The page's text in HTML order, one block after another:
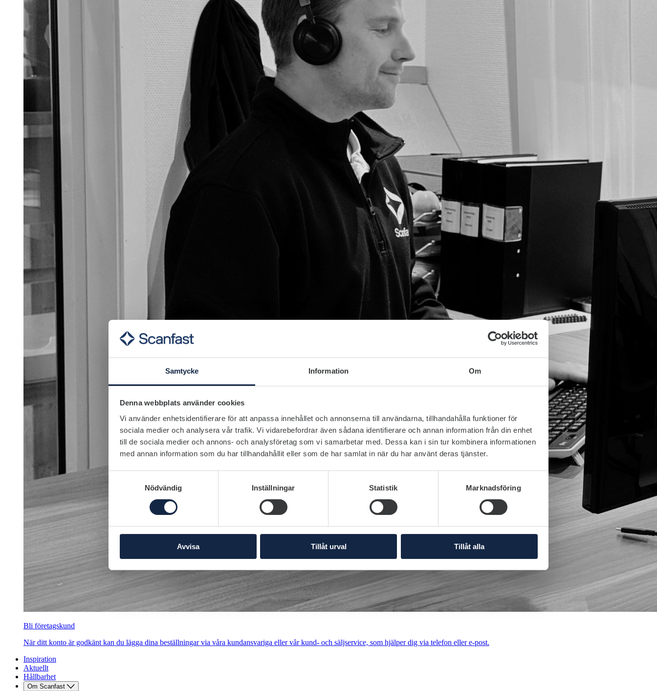
Samtycke Information Om
Denna webbplats använder cookies
Vi använder enhetsidentifierare för att anpassa innehållet och annonserna till användarna, tillhandahålla funktioner för
sociala medier och analysera vår trafik. Vi vidarebefordrar även sådana identifierare och annan information från din enhet
till de sociala medier och annons- och analysföretag som vi samarbetar med. Dessa kan i sin tur kombinera informationen
med annan information som du har tillhandahållit eller som de har samlat in när du har använt deras tjänster.
Nödvändig
Inställningar Statistik Marknadsföring
Avvisa Tillåt urval Tillåt alla
Bli företagskund
När ditt konto är godkänt kan du lägga dina beställningar via våra kundansvariga eller vår kund- och säljservice, som hjälper dig via telefon eller e-post.
Inspiration
Aktuellt
Hållbarhet
Om Scanfast